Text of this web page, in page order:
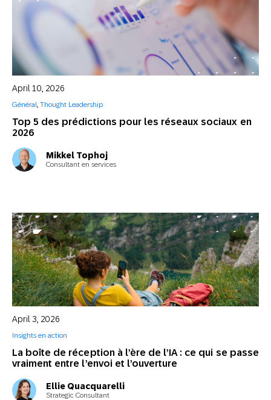
Top 5 des prédictions pour les réseaux sociaux en
2026
April 10, 2026
Général, Thought Leadership
Mikkel Tophoj
Consultant en services
La boîte de réception à l’ère de l’IA : ce qui se passe
vraiment entre l’envoi et l’ouverture
April 3, 2026
Insights en action
Ellie Quacquarelli
Strategic Consultant